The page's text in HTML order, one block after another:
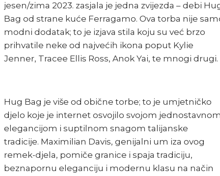
jesen/zima 2023. zasjala je jedna zvijezda – debi
Bag od strane kuće Ferragamo. Ova torba nije
modni dodatak; to je izjava stila koju su već brzo
prihvatile neke od najvećih ikona poput Kylie
Jenner, Tracee Ellis Ross, Anok Yai, te mnogi drugi.
Hug Bag je više od obične torbe; to je umjetničko
djelo koje je internet osvojilo svojom
elegancijom i suptilnom snagom talijanske
tradicije. Maximilian Davis, genijalni um iza ovog
remek-djela, pomiče granice i spaja tradiciju,
beznapornu eleganciju i modernu klasu na način